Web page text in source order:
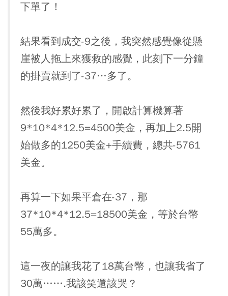
下單了！
結果看到成交-9之後，我突然感覺像從懸
崖被人拖上來獲救的感覺，此刻下一分鐘
的掛賣就到了-37…多了。
然後我好累好累了，開啟計算機算著
9*10*4*12.5=4500美金，再加上2.5開
始做多的1250美金+手續費，總共-5761
美金。
再算一下如果平倉在-37，那
37*10*4*12.5=18500美金，等於台幣
55萬多。
這一夜的讓我花了18萬台幣，也讓我省了
30萬…….我該笑還該哭？